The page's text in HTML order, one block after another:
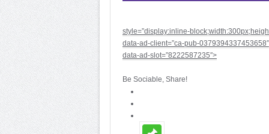
style=”display:inline-
data-ad-client=”ca-pub-0379394337453658″
data-ad-slot=”8222587235″>
Be Sociable, Share!